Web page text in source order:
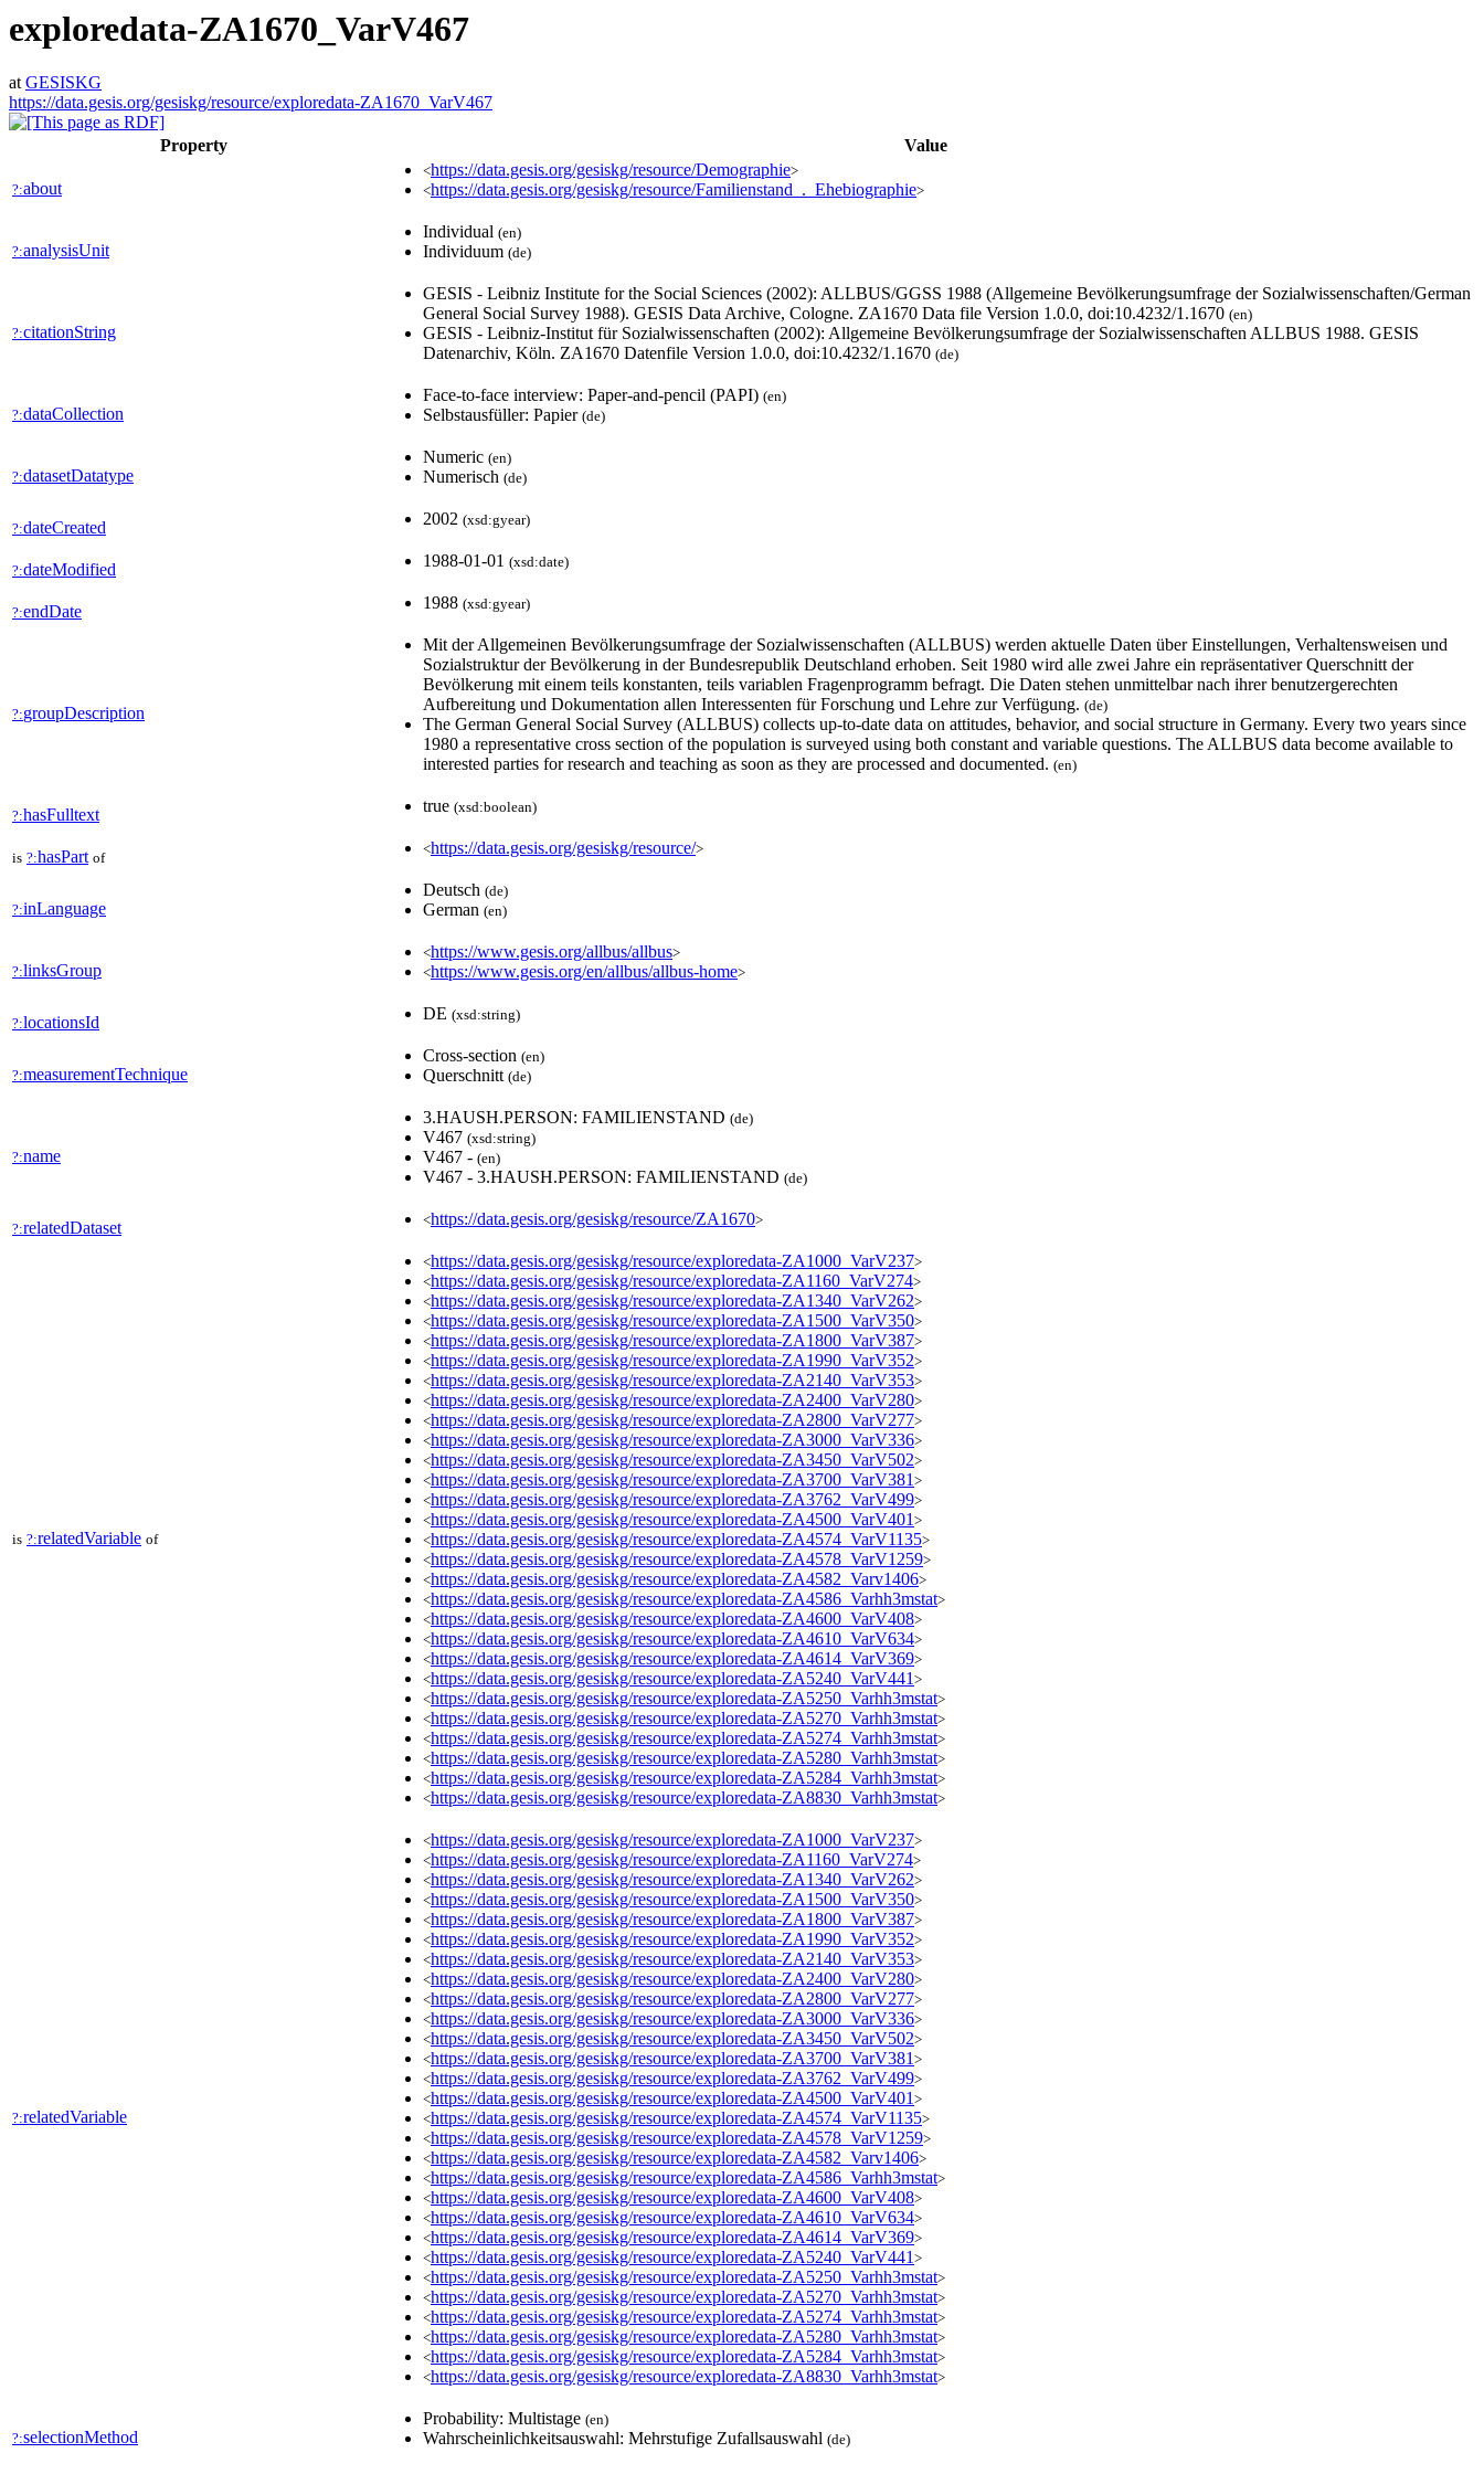
exploredata-ZA1670_VarV467
atGESISKG
https://data.gesis.org/gesiskg/resource/exploredata-ZA1670_VarV467
Property Value
?:about
<https://data.gesis.org/gesiskg/resource/Demographie>
<https://data.gesis.org/gesiskg/resource/Familienstand_._Ehebiographie>
?:analysisUnit
Individual (en)
Individuum (de)
?:citationString
GESIS - Leibniz Institute for the Social Sciences (2002): ALLBUS/GGSS 1988 (Allgemeine Bevölkerungsumfrage der Sozialwissenschaften/German
General Social Survey 1988). GESIS Data Archive, Cologne. ZA1670 Data file Version 1.0.0, doi:10.4232/1.1670 (en)
GESIS - Leibniz-Institut für Sozialwissenschaften (2002): Allgemeine Bevölkerungsumfrage der Sozialwissenschaften ALLBUS 1988. GESIS
Datenarchiv, Köln. ZA1670 Datenfile Version 1.0.0, doi:10.4232/1.1670 (de)
?:dataCollection
Face-to-face interview: Paper-and-pencil (PAPI) (en)
Selbstausfüller: Papier (de)
?:datasetDatatype
Numeric (en)
Numerisch (de)
?:dateCreated 2002 (xsd:gyear)
?:dateModified 1988-01-01 (xsd:date)
?:endDate 1988 (xsd:gyear)
?:groupDescription
Mit der Allgemeinen Bevölkerungsumfrage der Sozialwissenschaften (ALLBUS) werden aktuelle Daten über Einstellungen, Verhaltensweisen und
Sozialstruktur der Bevölkerung in der Bundesrepublik Deutschland erhoben. Seit 1980 wird alle zwei Jahre ein repräsentativer Querschnitt der
Bevölkerung mit einem teils konstanten, teils variablen Fragenprogramm befragt. Die Daten stehen unmittelbar nach ihrer benutzergerechten
Aufbereitung und Dokumentation allen Interessenten für Forschung und Lehre zur Verfügung. (de)
The German General Social Survey (ALLBUS) collects up-to-date data on attitudes, behavior, and social structure in Germany. Every two years since
1980 a representative cross section of the population is surveyed using both constant and variable questions. The ALLBUS data become available to
interested parties for research and teaching as soon as they are processed and documented. (en)
?:hasFulltext true (xsd:boolean)
is ?:hasPart of
<https://data.gesis.org/gesiskg/resource/>
?:inLanguage
Deutsch (de)
German (en)
?:linksGroup
<https://www.gesis.org/allbus/allbus>
<https://www.gesis.org/en/allbus/allbus-home>
?:locationsId DE (xsd:string)
?:measurementTechnique
Cross-section (en)
Querschnitt (de)
?:name
3.HAUSH.PERSON: FAMILIENSTAND (de)
V467 (xsd:string)
V467 - (en)
V467 - 3.HAUSH.PERSON: FAMILIENSTAND (de)
?:relatedDataset <https://data.gesis.org/gesiskg/resource/ZA1670>
is ?:relatedVariable of
<https://data.gesis.org/gesiskg/resource/exploredata-ZA1000_VarV237>
<https://data.gesis.org/gesiskg/resource/exploredata-ZA1160_VarV274>
<https://data.gesis.org/gesiskg/resource/exploredata-ZA1340_VarV262>
<https://data.gesis.org/gesiskg/resource/exploredata-ZA1500_VarV350>
<https://data.gesis.org/gesiskg/resource/exploredata-ZA1800_VarV387>
<https://data.gesis.org/gesiskg/resource/exploredata-ZA1990_VarV352>
<https://data.gesis.org/gesiskg/resource/exploredata-ZA2140_VarV353>
<https://data.gesis.org/gesiskg/resource/exploredata-ZA2400_VarV280>
<https://data.gesis.org/gesiskg/resource/exploredata-ZA2800_VarV277>
<https://data.gesis.org/gesiskg/resource/exploredata-ZA3000_VarV336>
<https://data.gesis.org/gesiskg/resource/exploredata-ZA3450_VarV502>
<https://data.gesis.org/gesiskg/resource/exploredata-ZA3700_VarV381>
<https://data.gesis.org/gesiskg/resource/exploredata-ZA3762_VarV499>
<https://data.gesis.org/gesiskg/resource/exploredata-ZA4500_VarV401>
<https://data.gesis.org/gesiskg/resource/exploredata-ZA4574_VarV1135>
<https://data.gesis.org/gesiskg/resource/exploredata-ZA4578_VarV1259>
<https://data.gesis.org/gesiskg/resource/exploredata-ZA4582_Varv1406>
<https://data.gesis.org/gesiskg/resource/exploredata-ZA4586_Varhh3mstat>
<https://data.gesis.org/gesiskg/resource/exploredata-ZA4600_VarV408>
<https://data.gesis.org/gesiskg/resource/exploredata-ZA4610_VarV634>
<https://data.gesis.org/gesiskg/resource/exploredata-ZA4614_VarV369>
<https://data.gesis.org/gesiskg/resource/exploredata-ZA5240_VarV441>
<https://data.gesis.org/gesiskg/resource/exploredata-ZA5250_Varhh3mstat>
<https://data.gesis.org/gesiskg/resource/exploredata-ZA5270_Varhh3mstat>
<https://data.gesis.org/gesiskg/resource/exploredata-ZA5274_Varhh3mstat>
<https://data.gesis.org/gesiskg/resource/exploredata-ZA5280_Varhh3mstat>
<https://data.gesis.org/gesiskg/resource/exploredata-ZA5284_Varhh3mstat>
<https://data.gesis.org/gesiskg/resource/exploredata-ZA8830_Varhh3mstat>
?:relatedVariable
<https://data.gesis.org/gesiskg/resource/exploredata-ZA1000_VarV237>
<https://data.gesis.org/gesiskg/resource/exploredata-ZA1160_VarV274>
<https://data.gesis.org/gesiskg/resource/exploredata-ZA1340_VarV262>
<https://data.gesis.org/gesiskg/resource/exploredata-ZA1500_VarV350>
<https://data.gesis.org/gesiskg/resource/exploredata-ZA1800_VarV387>
<https://data.gesis.org/gesiskg/resource/exploredata-ZA1990_VarV352>
<https://data.gesis.org/gesiskg/resource/exploredata-ZA2140_VarV353>
<https://data.gesis.org/gesiskg/resource/exploredata-ZA2400_VarV280>
<https://data.gesis.org/gesiskg/resource/exploredata-ZA2800_VarV277>
<https://data.gesis.org/gesiskg/resource/exploredata-ZA3000_VarV336>
<https://data.gesis.org/gesiskg/resource/exploredata-ZA3450_VarV502>
<https://data.gesis.org/gesiskg/resource/exploredata-ZA3700_VarV381>
<https://data.gesis.org/gesiskg/resource/exploredata-ZA3762_VarV499>
<https://data.gesis.org/gesiskg/resource/exploredata-ZA4500_VarV401>
<https://data.gesis.org/gesiskg/resource/exploredata-ZA4574_VarV1135>
<https://data.gesis.org/gesiskg/resource/exploredata-ZA4578_VarV1259>
<https://data.gesis.org/gesiskg/resource/exploredata-ZA4582_Varv1406>
<https://data.gesis.org/gesiskg/resource/exploredata-ZA4586_Varhh3mstat>
<https://data.gesis.org/gesiskg/resource/exploredata-ZA4600_VarV408>
<https://data.gesis.org/gesiskg/resource/exploredata-ZA4610_VarV634>
<https://data.gesis.org/gesiskg/resource/exploredata-ZA4614_VarV369>
<https://data.gesis.org/gesiskg/resource/exploredata-ZA5240_VarV441>
<https://data.gesis.org/gesiskg/resource/exploredata-ZA5250_Varhh3mstat>
<https://data.gesis.org/gesiskg/resource/exploredata-ZA5270_Varhh3mstat>
<https://data.gesis.org/gesiskg/resource/exploredata-ZA5274_Varhh3mstat>
<https://data.gesis.org/gesiskg/resource/exploredata-ZA5280_Varhh3mstat>
<https://data.gesis.org/gesiskg/resource/exploredata-ZA5284_Varhh3mstat>
<https://data.gesis.org/gesiskg/resource/exploredata-ZA8830_Varhh3mstat>
?:selectionMethod
Probability: Multistage (en)
Wahrscheinlichkeitsauswahl: Mehrstufige Zufallsauswahl (de)